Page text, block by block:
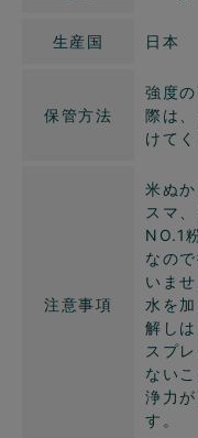
生産国 日本
保管方法
強度
際は
けてく
注意事項
米ぬ
スマ
NO.1
なの
いませ
水を
解しは
スプ
ない
浄力
す。